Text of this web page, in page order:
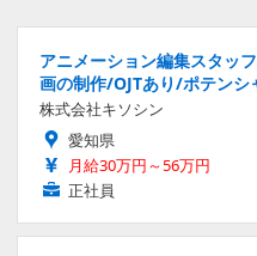
アニメーション編集スタッ
画の制作/OJTあり/ポテンシ
株式会社キソシン
愛知県
月給30万円～56万円
正社員